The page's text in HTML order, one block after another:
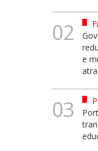
02
e
03